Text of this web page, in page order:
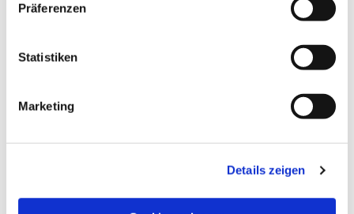
Präferenzen
Statistiken
Marketing
Details zeigen